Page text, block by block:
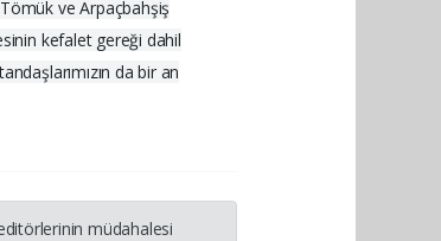
ve Arpaçbahşiş
kefalet gereği dahil
da bir an
müdahalesi